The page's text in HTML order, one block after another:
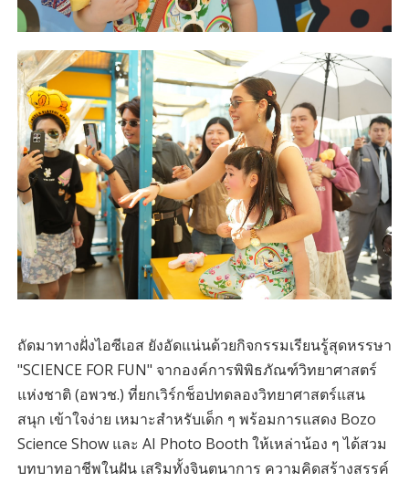
ถัดมาทางฝั่งไอซีเอส ยังอัดแน่นด้วยกิจกรรมเรียนรู้สุดหรรษา
"SCIENCE FOR FUN" จากองค์การพิพิธภัณฑ์วิทยาศาสตร์
แห่งชาติ (อพวช.) ที่ยกเวิร์กช็อปทดลองวิทยาศาสตร์แสน
สนุก เข้าใจง่าย เหมาะสำหรับเด็ก ๆ พร้อมการแสดง Bozo
Science Show และ AI Photo Booth ให้เหล่าน้อง ๆ ได้สวม
บทบาทอาชีพในฝัน เสริมทั้งจินตนาการ ความคิดสร้างสรรค์